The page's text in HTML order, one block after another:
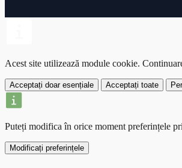
Acest site utilizează module cookie.
Acceptați doar esențiale Acceptați toate
Puteți modifica în orice moment preferințele
Modificați preferințele